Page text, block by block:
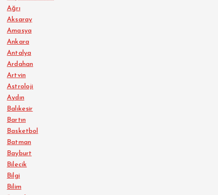
Ağrı
Aksaray
Amasya
Ankara
Antalya
Ardahan
Artvin
Astroloji
Aydın
Balıkesir
Bartın
Basketbol
Batman
Bayburt
Bilecik
Bilgi
Bilim